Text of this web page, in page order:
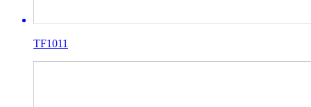
TF1011